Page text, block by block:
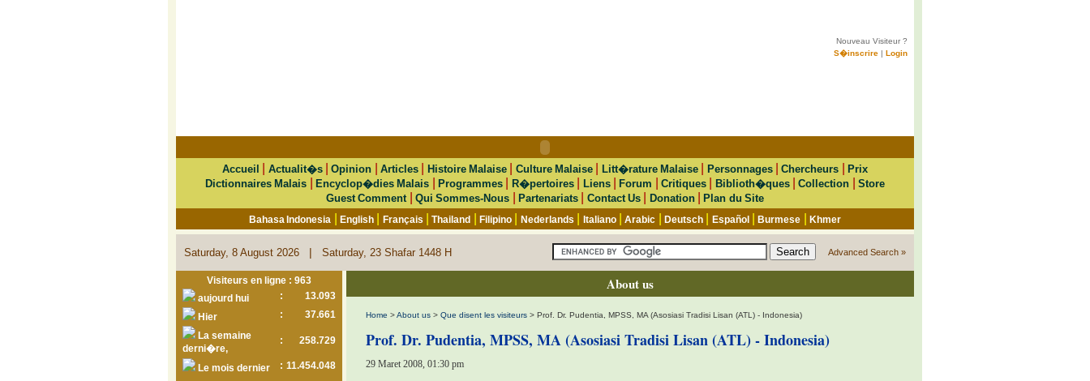
Nouveau Visiteur ?
S�inscrire | Login
Accueil Actualit�s|Opinion Articles| Histoire Malaise| Culture Malaise Litt�rature Malaise Personnages|Chercheurs |Prix
Dictionnaires Malais |Encyclop�dies Malais |Programmes R�pertoires| Liens|Forum Critiques| Biblioth�ques|Collection
Store
Guest Comment
Qui Sommes-Nous Partenariats Contact Us Donation|Plan du Site
Bahasa Indonesia |English Français |Thailand |Filipino Nederlands Italiano|Arabic Deutsch| Español|Burmese Khmer
Saturday, 8 August 2026 | Saturday, 23 Shafar 1448 H Advanced Search »
Visiteurs en ligne : 963
aujourd hui
:
13.093
Hier
:
37.661
La semaine
derni�re,
: 258.729
Le mois dernier : 11.454.048
About us
Home >About us > Que disent les visiteurs > Prof. Dr. Pudentia, MPSS, MA (Asosiasi Tradisi Lisan (ATL) - Indonesia)
Prof. Dr. Pudentia, MPSS, MA (Asosiasi Tradisi Lisan (ATL) - Indonesia)
29 Maret 2008, 01:30 pm